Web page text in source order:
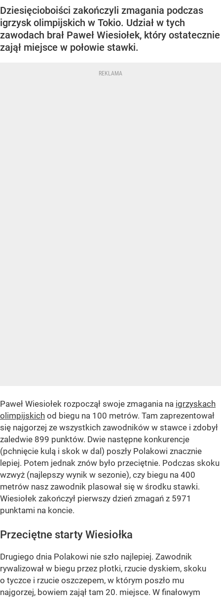
Dziesięcioboiści zakończyli zmagania podczas
igrzysk olimpijskich w Tokio. Udział w tych
zawodach brał Paweł Wiesiołek, który ostatecznie
zajął miejsce w połowie stawki.
Paweł Wiesiołek rozpoczął swoje zmagania na igrzyskach
olimpijskich od biegu na 100 metrów. Tam zaprezentował
się najgorzej ze wszystkich zawodników w stawce i zdobył
zaledwie 899 punktów. Dwie następne konkurencje
(pchnięcie kulą i skok w dal) poszły Polakowi znacznie
lepiej. Potem jednak znów było przeciętnie. Podczas skoku
wzwyż (najlepszy wynik w sezonie), czy biegu na 400
metrów nasz zawodnik plasował się w środku stawki.
Wiesiołek zakończył pierwszy dzień zmagań z 5971
punktami na koncie.
Przeciętne starty Wiesiołka
Drugiego dnia Polakowi nie szło najlepiej. Zawodnik
rywalizował w biegu przez płotki, rzucie dyskiem, skoku
o tyczce i rzucie oszczepem, w którym poszło mu
najgorzej, bowiem zajął tam 20. miejsce. W finałowym